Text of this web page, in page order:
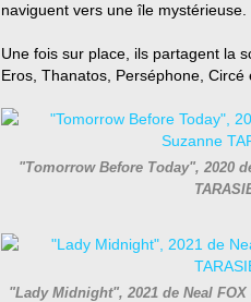
naviguent vers une île mystérieuse.
Une fois sur place, ils partagent la
Eros, Thanatos, Perséphone, Circé
"Tomorrow Before Today", 2020
"Lady Midnight", 2021 de Neal